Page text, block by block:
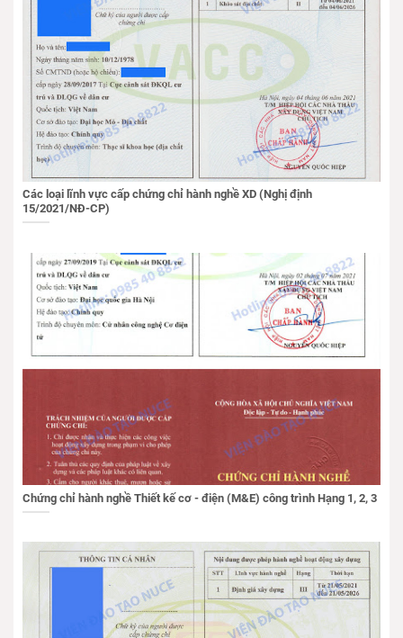
Các loại lĩnh vực cấp chứng chỉ hành nghề XD (Nghị định
15/2021/NĐ-CP)
Chứng chỉ hành nghề Thiết kế cơ - điện (M&E) công trình Hạng 1, 2, 3